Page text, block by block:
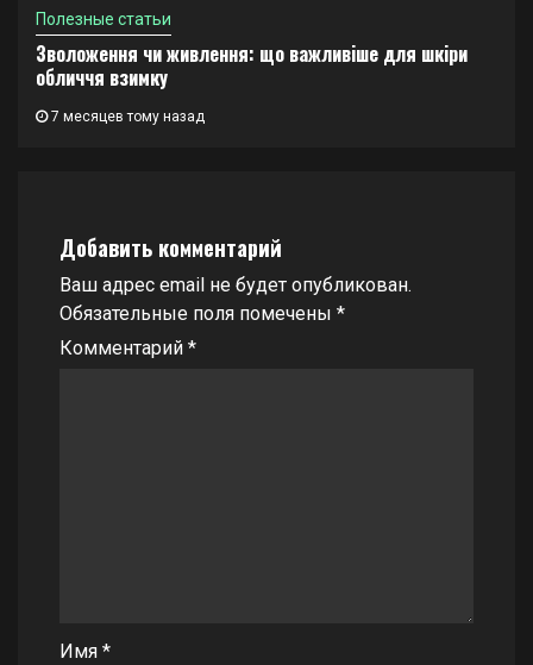
Полезные статьи
Зволоження чи живлення: що важливіше для шкіри
обличчя взимку
7 месяцев тому назад
Добавить комментарий
Ваш адрес email не будет опубликован.
Обязательные поля помечены *
Комментарий *
Имя *